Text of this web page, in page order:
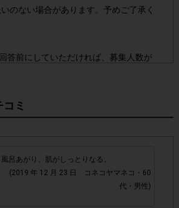
のない場合があります。予めご了承く
答前にしていただければ、募集人数が
を含め、1つのアンケートにつき1人1
だいております。
場合、
帯電話、タブレットPCにつきまし
ミ
風呂あがり、肌がしっとりなる。
(2019 年 12 月 23 日 コネコヤマネコ・60
代・男性)